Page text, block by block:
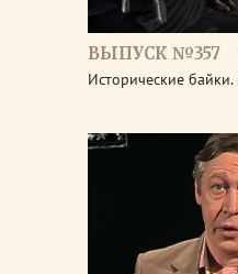
ВЫПУСК №357
Исторические